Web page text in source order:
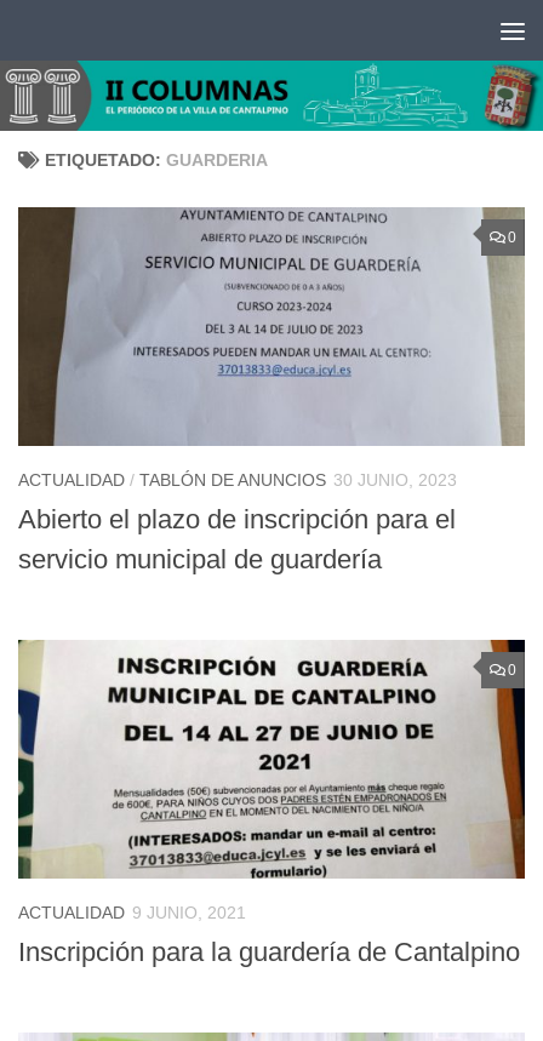
ETIQUETADO: GUARDERIA
0
ACTUALIDAD / TABLÓN DE ANUNCIOS 30 JUNIO, 2023
Abierto el plazo de inscripción para el
servicio municipal de guardería
0
ACTUALIDAD 9 JUNIO, 2021
Inscripción para la guardería de Cantalpino